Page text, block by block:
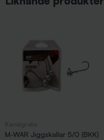
M-WAR Jiggskallar 5/0 (BKK)